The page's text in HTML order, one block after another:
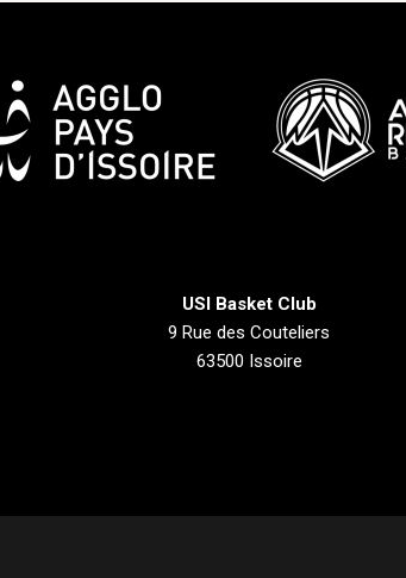
USI Basket Club
9 Rue des Couteliers
63500 Issoire